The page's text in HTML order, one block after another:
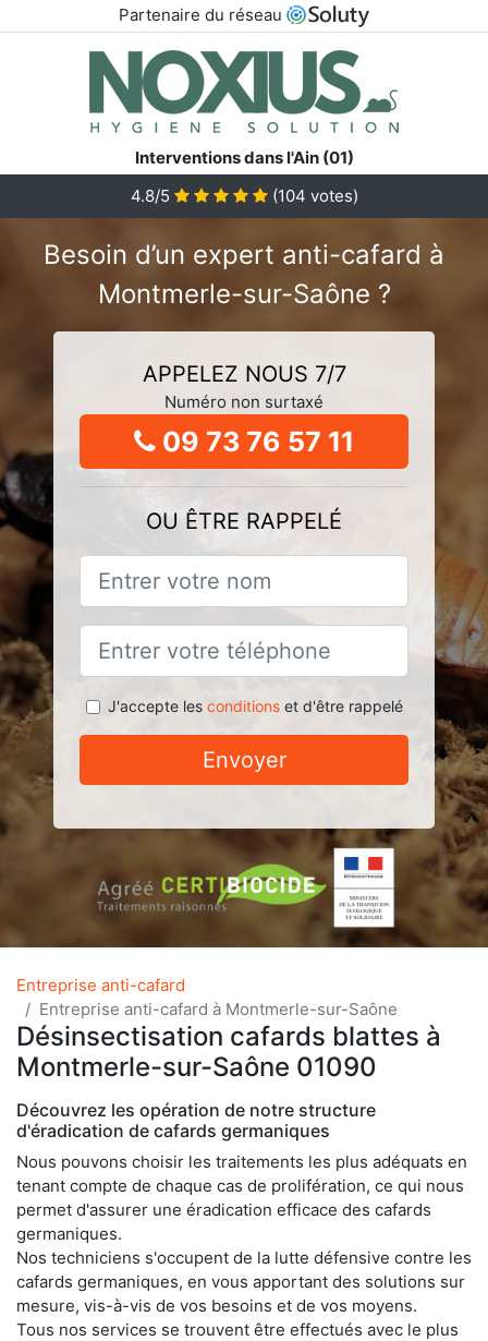
Partenaire du réseau
Interventions dans l'Ain (01)
4.8/5
(104 votes)
Besoin d’un expert anti-cafard à
Montmerle-sur-Saône ?
APPELEZ NOUS 7/7
Numéro non surtaxé
09 73 76 57 11
OU ÊTRE RAPPELÉ
J'accepte les conditionset d'être rappelé
Envoyer
Entreprise anti-cafard
Entreprise anti-cafard à Montmerle-sur-Saône
Désinsectisation cafards blattes à
Montmerle-sur-Saône 01090
Découvrez les opération de notre structure
d'éradication de cafards germaniques
Nous pouvons choisir les traitements les plus adéquats en
tenant compte de chaque cas de prolifération, ce qui nous
permet d'assurer une éradication efficace des cafards
germaniques.
Nos techniciens s'occupent de la lutte défensive contre les
cafards germaniques, en vous apportant des solutions sur
mesure, vis-à-vis de vos besoins et de vos moyens.
Tous nos services se trouvent être effectués avec le plus